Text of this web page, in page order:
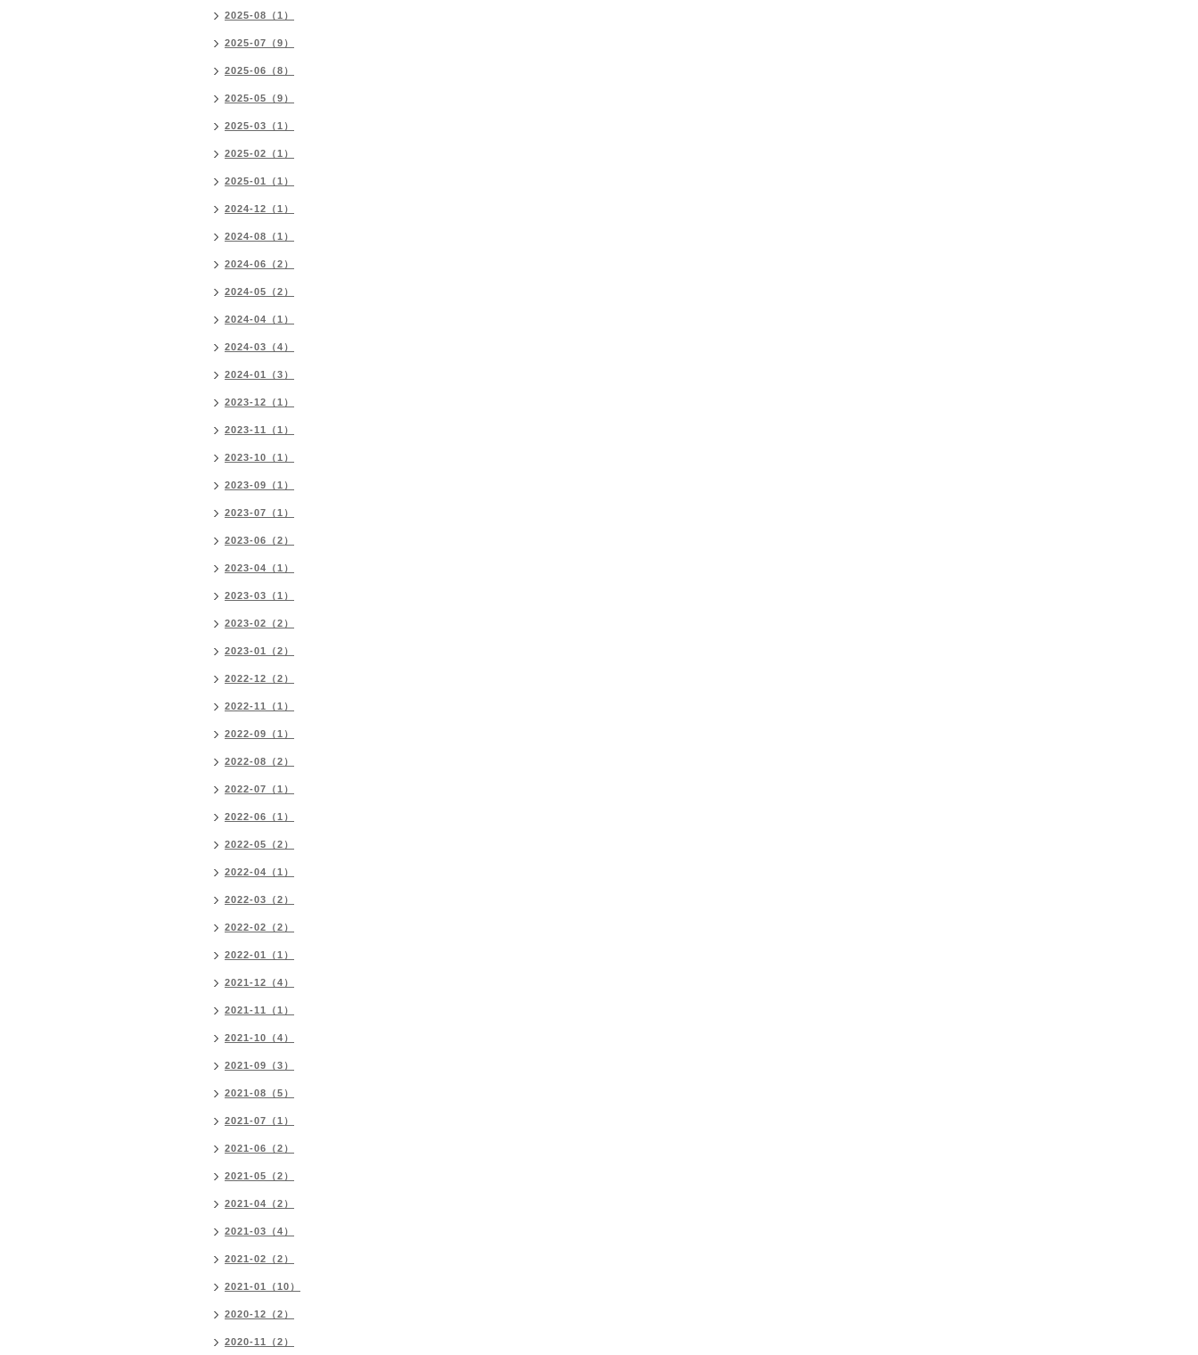
2025-08（1）
2025-07（9）
2025-06（8）
2025-05（9）
2025-03（1）
2025-02（1）
2025-01（1）
2024-12（1）
2024-08（1）
2024-06（2）
2024-05（2）
2024-04（1）
2024-03（4）
2024-01（3）
2023-12（1）
2023-11（1）
2023-10（1）
2023-09（1）
2023-07（1）
2023-06（2）
2023-04（1）
2023-03（1）
2023-02（2）
2023-01（2）
2022-12（2）
2022-11（1）
2022-09（1）
2022-08（2）
2022-07（1）
2022-06（1）
2022-05（2）
2022-04（1）
2022-03（2）
2022-02（2）
2022-01（1）
2021-12（4）
2021-11（1）
2021-10（4）
2021-09（3）
2021-08（5）
2021-07（1）
2021-06（2）
2021-05（2）
2021-04（2）
2021-03（4）
2021-02（2）
2021-01（10）
2020-12（2）
2020-11（2）